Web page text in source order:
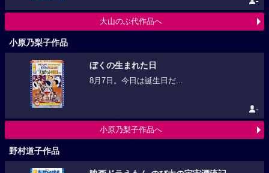
大山のぶ代作品へ
小原乃梨子作品
ぼくの生まれた日
8月7日。今日は誕生日だ...
-
小原乃梨子作品へ
野村道子作品